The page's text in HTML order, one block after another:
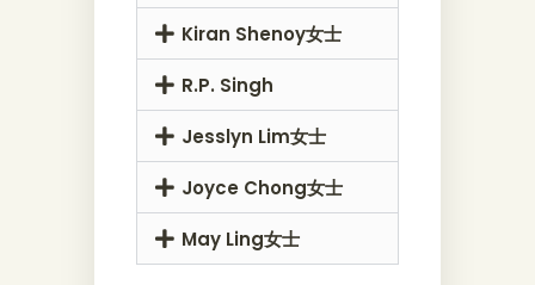
Kiran Shenoy女士
R.P. Singh
Jesslyn Lim女士
Joyce Chong女士
May Ling女士